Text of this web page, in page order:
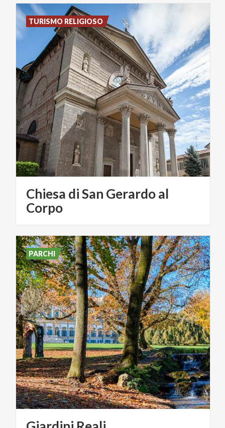
Chiesa di San Gerardo al
Corpo
TURISMO RELIGIOSO
PARCHI